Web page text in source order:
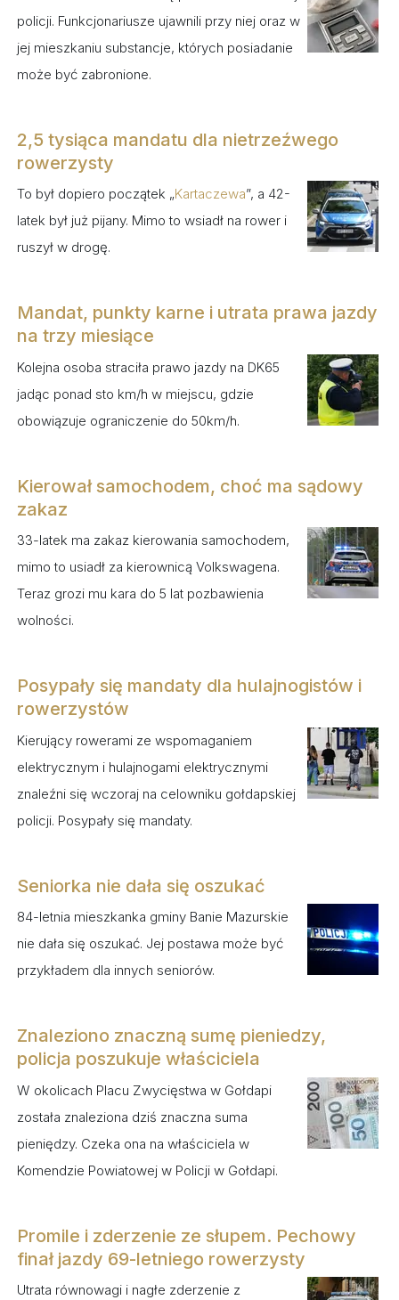
policji. Funkcjonariusze ujawnili przy niej oraz w
jej mieszkaniu substancje, których posiadanie
może być zabronione.
2,5 tysiąca mandatu dla nietrzeźwego
rowerzysty
To był dopiero początek „Kartaczewa”, a 42-
latek był już pijany. Mimo to wsiadł na rower i
ruszył w drogę.
Mandat, punkty karne i utrata prawa jazdy
na trzy miesiące
Kolejna osoba straciła prawo jazdy na DK65
jadąc ponad sto km/h w miejscu, gdzie
obowiązuje ograniczenie do 50km/h.
Kierował samochodem, choć ma sądowy
zakaz
33-latek ma zakaz kierowania samochodem,
mimo to usiadł za kierownicą Volkswagena.
Teraz grozi mu kara do 5 lat pozbawienia
wolności.
Posypały się mandaty dla hulajnogistów i
rowerzystów
Kierujący rowerami ze wspomaganiem
elektrycznym i hulajnogami elektrycznymi
znaleźni się wczoraj na celowniku gołdapskiej
policji. Posypały się mandaty.
Seniorka nie dała się oszukać
84-letnia mieszkanka gminy Banie Mazurskie
nie dała się oszukać. Jej postawa może być
przykładem dla innych seniorów.
Znaleziono znaczną sumę pieniedzy,
policja poszukuje właściciela
W okolicach Placu Zwycięstwa w Gołdapi
została znaleziona dziś znaczna suma
pieniędzy. Czeka ona na właściciela w
Komendzie Powiatowej w Policji w Gołdapi.
Promile i zderzenie ze słupem. Pechowy
finał jazdy 69-letniego rowerzysty
Utrata równowagi i nagłe zderzenie z